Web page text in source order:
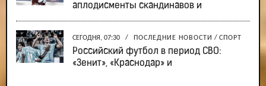
аплодисменты скандинавов и
СЕГОДНЯ, 07:30 / ПОСЛЕДНИЕ НОВОСТИ / СПОРТ
Российский футбол в период СВО:
«Зенит», «Краснодар» и